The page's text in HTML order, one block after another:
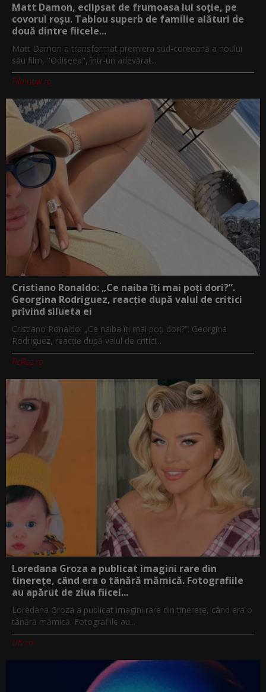
Matt Damon, eclipsat de frumoasa lui soție, pe
covorul roșu. Tablou superb de familie alături de
două dintre fiicele...
Matt Damon a transformat premiera sud-coreeană a noului
său film, "Odiseea", într-un adevărat...
Filmnow.ro
Cristiano Ronaldo: „Ce naiba îți mai poți dori?”.
Georgina Rodriguez, reacție după valul de critici
privind silueta ei
Cristiano Ronaldo: „Ce naiba îți mai poți dori?”. Georgina
Rodriguez, reacție după valul de critici...
PeRoz.ro
Loredana Groza a publicat imagini rare din
tinerețe, când era o tânără mămică. Fotografiile
au apărut de ziua fiicei...
Loredana Groza a publicat imagini rare din tinerețe, când era o
tânără mămică. Fotografiile au...
Utv.ro